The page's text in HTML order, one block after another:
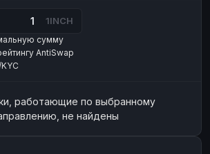
RUB ЮMoney
БАЛАНСЫ КРИПТОБИРЖ
RUB СБЕР
1INCH
сумму
AntiSwap
работающие по выбранному
не найдены